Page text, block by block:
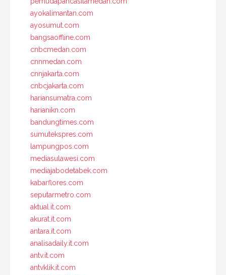
ayokalimantan.com
ayosumut.com
bangsaoffline.com
cnbcmedan.com
cnnmedan.com
cnnjakarta.com
cnbcjakarta.com
hariansumatra.com
harianikn.com
bandungtimes.com
sumutekspres.com
lampungpos.com
mediasulawesi.com
mediajabodetabek.com
kabarflores.com
seputarmetro.com
aktual.it.com
akurat.it.com
antara.it.com
analisadaily.it.com
antv.it.com
antvklik.it.com